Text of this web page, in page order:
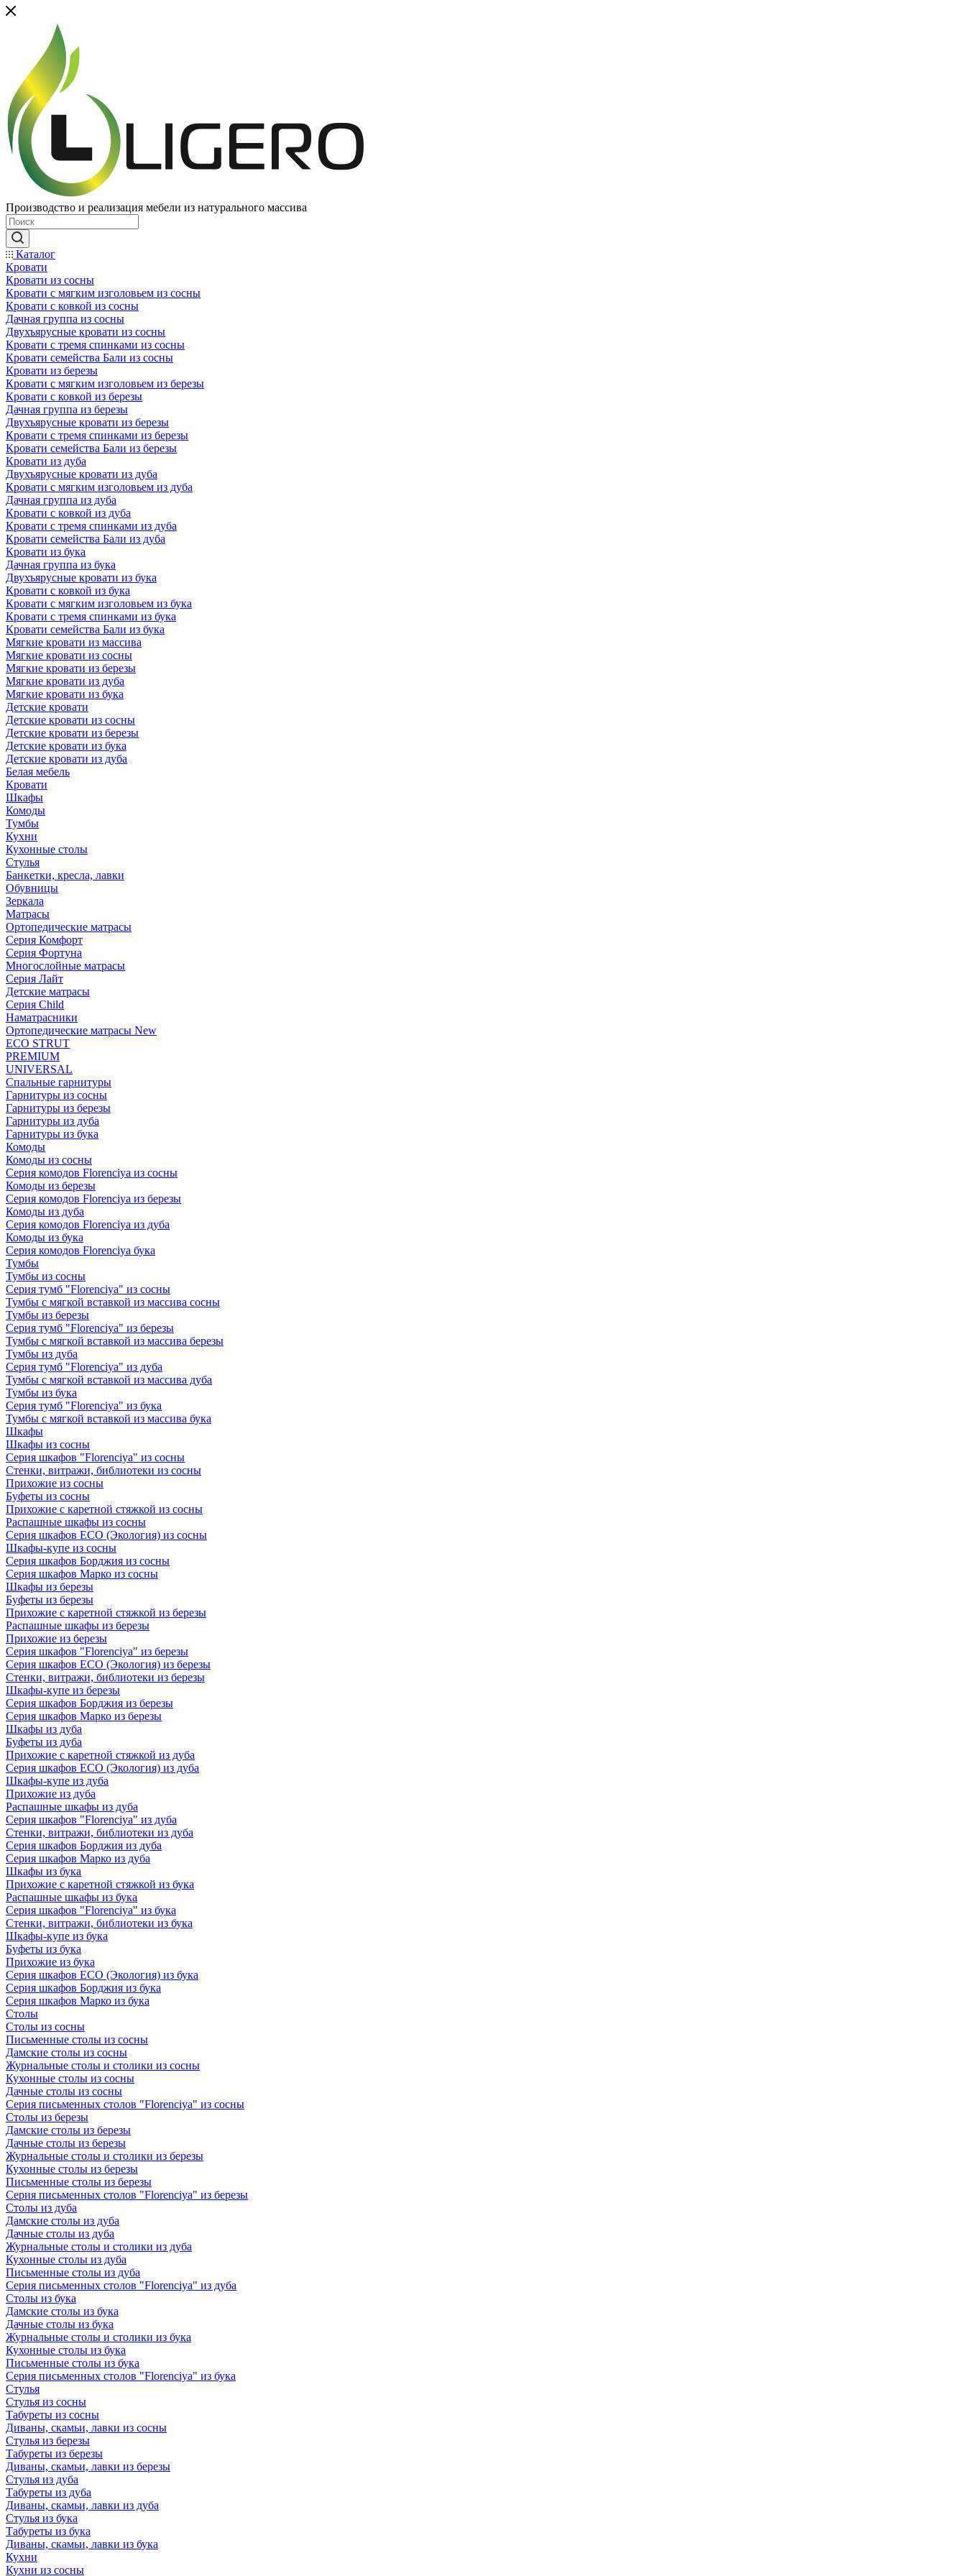
Производство и реализация мебели из натурального массива
Каталог
Кровати
Кровати из сосны
Кровати с мягким изголовьем из сосны
Кровати с ковкой из сосны
Дачная группа из сосны
Двухъярусные кровати из сосны
Кровати с тремя спинками из сосны
Кровати семейства Бали из сосны
Кровати из березы
Кровати с мягким изголовьем из березы
Кровати с ковкой из березы
Дачная группа из березы
Двухъярусные кровати из березы
Кровати с тремя спинками из березы
Кровати семейства Бали из березы
Кровати из дуба
Двухъярусные кровати из дуба
Кровати с мягким изголовьем из дуба
Дачная группа из дуба
Кровати с ковкой из дуба
Кровати с тремя спинками из дуба
Кровати семейства Бали из дуба
Кровати из бука
Дачная группа из бука
Двухъярусные кровати из бука
Кровати с ковкой из бука
Кровати с мягким изголовьем из бука
Кровати с тремя спинками из бука
Кровати семейства Бали из бука
Мягкие кровати из массива
Мягкие кровати из сосны
Мягкие кровати из березы
Мягкие кровати из дуба
Мягкие кровати из бука
Детские кровати
Детские кровати из сосны
Детские кровати из березы
Детские кровати из бука
Детские кровати из дуба
Белая мебель
Кровати
Шкафы
Комоды
Тумбы
Кухни
Кухонные столы
Стулья
Банкетки, кресла, лавки
Обувницы
Зеркала
Матрасы
Ортопедические матрасы
Серия Комфорт
Серия Фортуна
Многослойные матрасы
Серия Лайт
Детские матрасы
Серия Child
Наматрасники
Ортопедические матрасы New
ECO STRUT
PREMIUM
UNIVERSAL
Спальные гарнитуры
Гарнитуры из сосны
Гарнитуры из березы
Гарнитуры из дуба
Гарнитуры из бука
Комоды
Комоды из сосны
Серия комодов Florenciya из сосны
Комоды из березы
Серия комодов Florenciya из березы
Комоды из дуба
Серия комодов Florenciya из дуба
Комоды из бука
Серия комодов Florenciya бука
Тумбы
Тумбы из сосны
Серия тумб "Florenciya" из сосны
Тумбы с мягкой вставкой из массива сосны
Тумбы из березы
Серия тумб "Florenciya" из березы
Тумбы с мягкой вставкой из массива березы
Тумбы из дуба
Серия тумб "Florenciya" из дуба
Тумбы с мягкой вставкой из массива дуба
Тумбы из бука
Серия тумб "Florenciya" из бука
Тумбы с мягкой вставкой из массива бука
Шкафы
Шкафы из сосны
Серия шкафов "Florenciya" из сосны
Стенки, витражи, библиотеки из сосны
Прихожие из сосны
Буфеты из сосны
Прихожие с каретной стяжкой из сосны
Распашные шкафы из сосны
Серия шкафов ECO (Экология) из сосны
Шкафы-купе из сосны
Серия шкафов Борджия из сосны
Серия шкафов Марко из сосны
Шкафы из березы
Буфеты из березы
Прихожие с каретной стяжкой из березы
Распашные шкафы из березы
Прихожие из березы
Серия шкафов "Florenciya" из березы
Серия шкафов ECO (Экология) из березы
Стенки, витражи, библиотеки из березы
Шкафы-купе из березы
Серия шкафов Борджия из березы
Серия шкафов Марко из березы
Шкафы из дуба
Буфеты из дуба
Прихожие с каретной стяжкой из дуба
Серия шкафов ECO (Экология) из дуба
Шкафы-купе из дуба
Прихожие из дуба
Распашные шкафы из дуба
Серия шкафов "Florenciya" из дуба
Стенки, витражи, библиотеки из дуба
Серия шкафов Борджия из дуба
Серия шкафов Марко из дуба
Шкафы из бука
Прихожие с каретной стяжкой из бука
Распашные шкафы из бука
Серия шкафов "Florenciya" из бука
Стенки, витражи, библиотеки из бука
Шкафы-купе из бука
Буфеты из бука
Прихожие из бука
Серия шкафов ECO (Экология) из бука
Серия шкафов Борджия из бука
Серия шкафов Марко из бука
Столы
Столы из сосны
Письменные столы из сосны
Дамские столы из сосны
Журнальные столы и столики из сосны
Кухонные столы из сосны
Дачные столы из сосны
Серия письменных столов "Florenciya" из сосны
Столы из березы
Дамские столы из березы
Дачные столы из березы
Журнальные столы и столики из березы
Кухонные столы из березы
Письменные столы из березы
Серия письменных столов "Florenciya" из березы
Столы из дуба
Дамские столы из дуба
Дачные столы из дуба
Журнальные столы и столики из дуба
Кухонные столы из дуба
Письменные столы из дуба
Серия письменных столов "Florenciya" из дуба
Столы из бука
Дамские столы из бука
Дачные столы из бука
Журнальные столы и столики из бука
Кухонные столы из бука
Письменные столы из бука
Серия письменных столов "Florenciya" из бука
Стулья
Стулья из сосны
Табуреты из сосны
Диваны, скамьи, лавки из сосны
Стулья из березы
Табуреты из березы
Диваны, скамьи, лавки из березы
Стулья из дуба
Табуреты из дуба
Диваны, скамьи, лавки из дуба
Стулья из бука
Табуреты из бука
Диваны, скамьи, лавки из бука
Кухни
Кухни из сосны